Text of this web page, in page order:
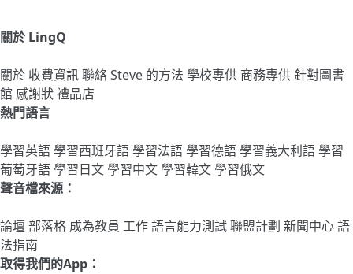
關於 LingQ
關於 收費資訊聯絡Steve 的方法 學校專供 商務專供 針對圖書
館 感謝狀禮品店
熱門語言
學習英語學習西班牙語學習法語學習德語學習義大利語學習
葡萄牙語學習日文學習中文學習韓文學習俄文
聲音檔來源：
論壇部落格 成為教員 工作語言能力測試聯盟計劃 新聞中心語
法指南
取得我們的App：